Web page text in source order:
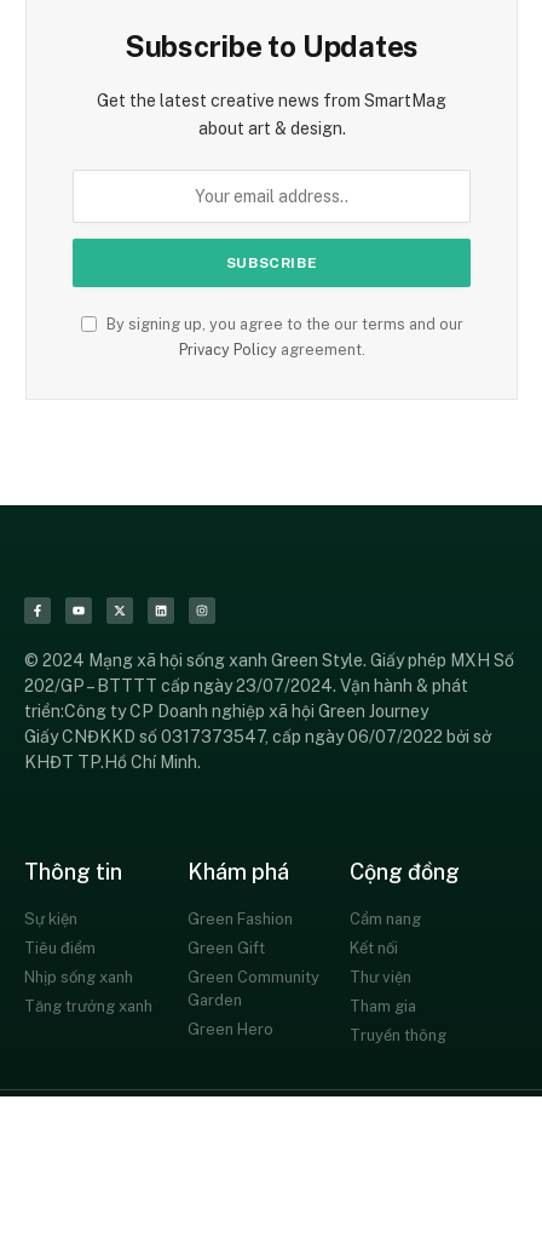
Subscribe to Updates
Get the latest creative news from SmartMag
about art & design.
By signing up, you agree to the our terms and our
Privacy Policyagreement.
© 2024 Mạng xã hội sống xanh Green Style. Giấy phép MXH Số
202/GP – BTTTT cấp ngày 23/07/2024. Vận hành & phát
triển:Công ty CP Doanh nghiệp xã hội Green Journey
Giấy CNĐKKD số 0317373547, cấp ngày 06/07/2022 bởi sở
KHĐT TP.Hồ Chí Minh.
Thông tin
Sự kiện
Tiêu điểm
Nhịp sống xanh
Tăng trưởng xanh
Khám phá
Green Fashion
Green Gift
Green Community
Garden
Green Hero
Cộng đồng
Cẩm nang
Kết nối
Thư viện
Tham gia
Truyền thông